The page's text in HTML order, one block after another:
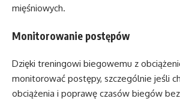
mięśniowych.
Monitorowanie postępów
Dzięki treningowi biegowemu z
monitorować postępy, szczególnie jeśli
obciążenia i poprawę czasów biegów